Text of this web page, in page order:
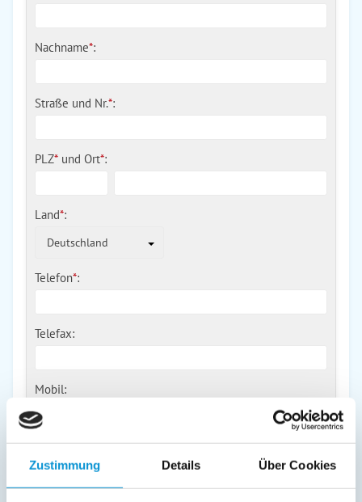
Zustimmung Details Über Cookies
Nachname*:
Straße und Nr.*:
PLZ* und Ort*:
Land*:
Deutschland
Telefon*:
Telefax:
Mobil:
E-Mail: